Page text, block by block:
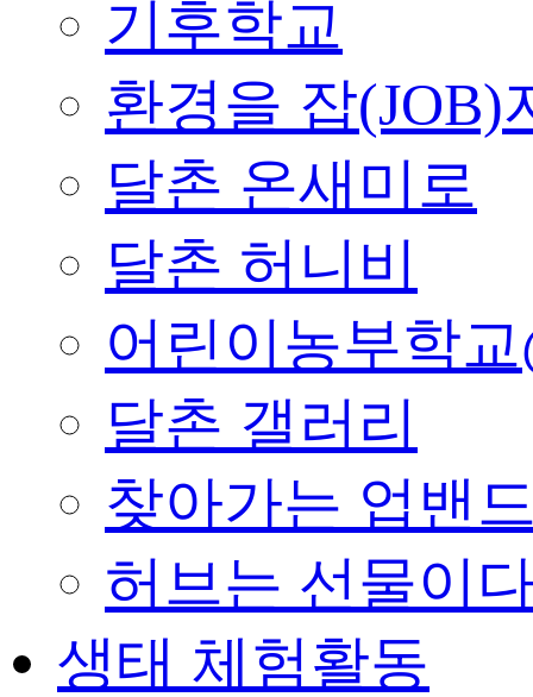
기후학교
환경을 잡(JOB)
달촌 온새미로
달촌 허니비
어린이농부학
달촌 갤러리
찾아가는 업밴
허브는 선물이
생태 체험활동